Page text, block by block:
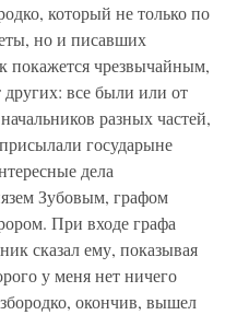
который не только по
но и писавших
покажется чрезвычайным,
все были или от
разных частей,
государыне
дела
Зубовым, графом
При входе графа
сказал ему, показывая
у меня нет ничего
окончив, вышел